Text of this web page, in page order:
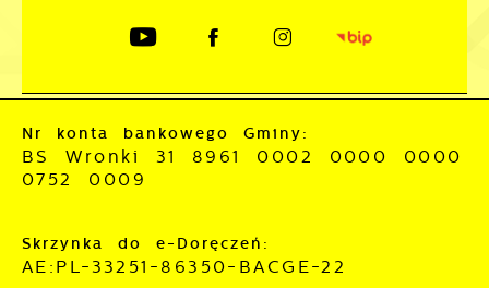
Nr konta bankowego Gminy:
BS Wronki 31 8961 0002 0000 0000
0752 0009
Skrzynka do e-Doręczeń:
AE:PL-33251-86350-BACGE-22